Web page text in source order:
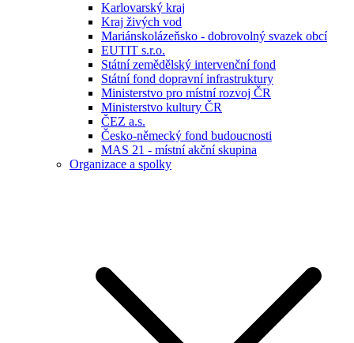
Karlovarský kraj
Kraj živých vod
Mariánskolázeňsko - dobrovolný svazek obcí
EUTIT s.r.o.
Státní zemědělský intervenční fond
Státní fond dopravní infrastruktury
Ministerstvo pro místní rozvoj ČR
Ministerstvo kultury ČR
ČEZ a.s.
Česko-německý fond budoucnosti
MAS 21 - místní akční skupina
Organizace a spolky